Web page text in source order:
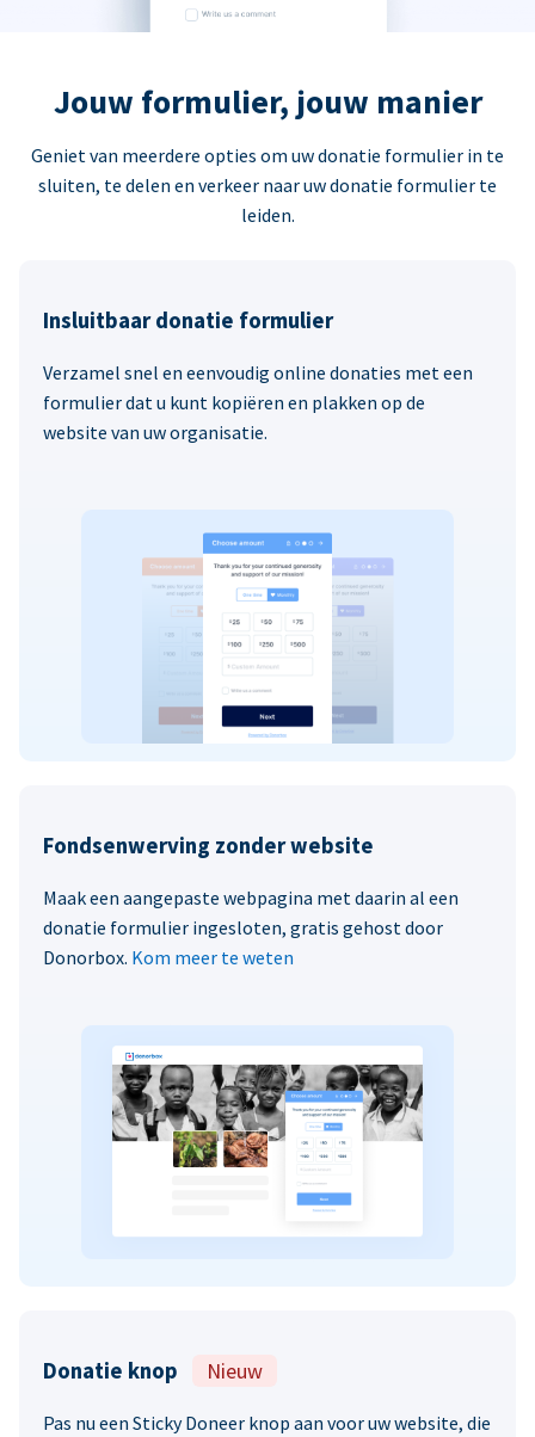
Jouw formulier, jouw manier
Geniet van meerdere opties om uw donatie formulier in te
sluiten, te delen en verkeer naar uw donatie formulier te
leiden.
Insluitbaar donatie formulier
Verzamel snel en eenvoudig online donaties met een
formulier dat u kunt kopiëren en plakken op de
website van uw organisatie.
Fondsenwerving zonder website
Maak een aangepaste webpagina met daarin al een
donatie formulier ingesloten, gratis gehost door
Donorbox. Kom meer te weten
Donatie knop Nieuw
Pas nu een Sticky Doneer knop aan voor uw website, die